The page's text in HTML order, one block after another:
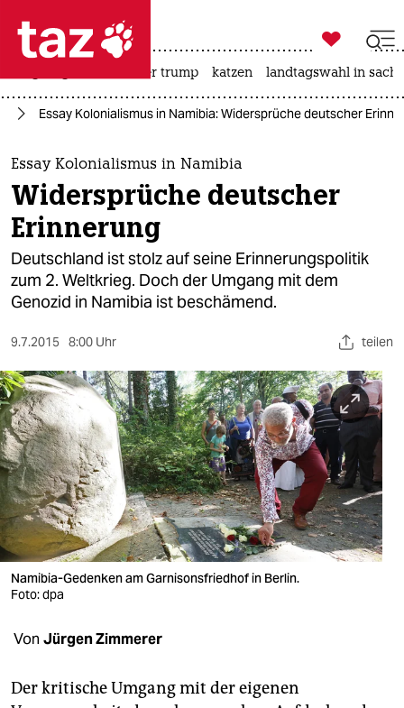
 taz zahl ich
taz zahl ich
themen
politik
öko
gesellschaft
sport
berlin
nord
wahrheit
verlag
verlag
veranstaltungen
shop

taz zahl ich
usa unter trump katzen landtagswahl in
Essay Kolonialismus in Namibia: Widersprüche deutscher
Essay Kolonialismus in Namibia
Widersprüche deutscher
Erinnerung
Deutschland ist stolz auf seine Erinnerungspolitik
zum 2. Weltkrieg. Doch der Umgang mit dem
Genozid in Namibia ist beschämend.
9.7.2015 8:00 Uhr teilen
Namibia-Gedenken am Garnisonsfriedhof in Berlin.
Foto: dpa
Von Jürgen Zimmerer
Der kritische Umgang mit der eigenen